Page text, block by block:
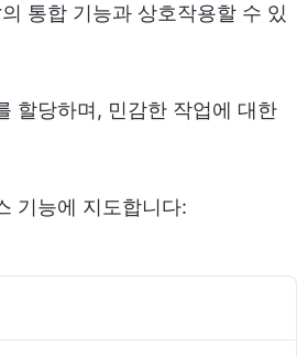
통합 기능과 상호작용할 수 있
할당하며, 민감한 작업에 대한
기능에 지도합니다: